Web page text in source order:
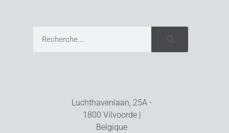
Luchthavenlaan, 25A -
1800 Vilvoorde |
Belgique